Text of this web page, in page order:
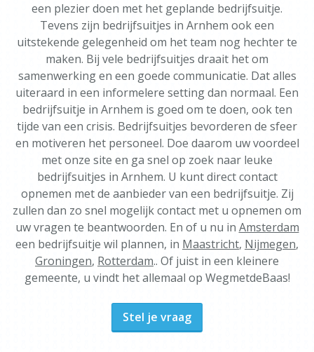
een plezier doen met het geplande bedrijfsuitje.
Tevens zijn bedrijfsuitjes in Arnhem ook een
uitstekende gelegenheid om het team nog hechter te
maken. Bij vele bedrijfsuitjes draait het om
samenwerking en een goede communicatie. Dat alles
uiteraard in een informelere setting dan normaal. Een
bedrijfsuitje in Arnhem is goed om te doen, ook ten
tijde van een crisis. Bedrijfsuitjes bevorderen de sfeer
en motiveren het personeel. Doe daarom uw voordeel
met onze site en ga snel op zoek naar leuke
bedrijfsuitjes in Arnhem. U kunt direct contact
opnemen met de aanbieder van een bedrijfsuitje. Zij
zullen dan zo snel mogelijk contact met u opnemen om
uw vragen te beantwoorden. En of u nu in Amsterdam
een bedrijfsuitje wil plannen, in Maastricht, Nijmegen,
Groningen, Rotterdam.. Of juist in een kleinere
gemeente, u vindt het allemaal op WegmetdeBaas!
Stel je vraag